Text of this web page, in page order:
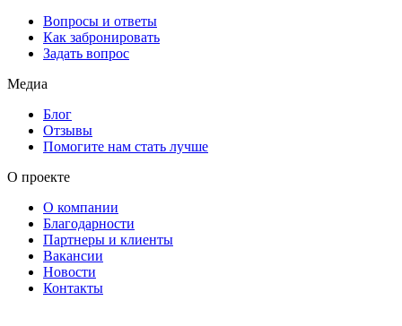
Вопросы и ответы
Как забронировать
Задать вопрос
Медиа
Блог
Отзывы
Помогите нам стать лучше
О проекте
О компании
Благодарности
Партнеры и клиенты
Вакансии
Новости
Контакты